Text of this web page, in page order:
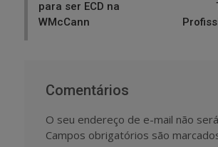
para ser ECD na
WMcCann
Comentários
O seu endereço de e-mail não
Campos obrigatórios são